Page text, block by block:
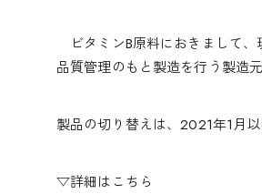
ビタミンB原料におきまして
品質管理のもと製造を行う製造
製品の切り替えは、2021年1月
▽詳細はこちら